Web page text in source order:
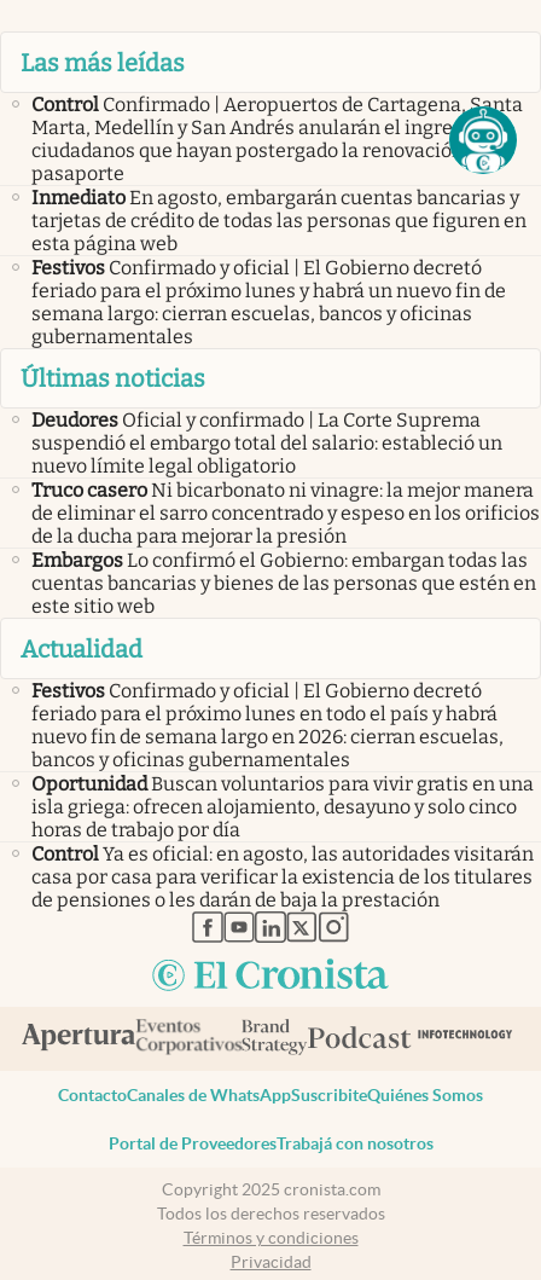
Las más leídas
Control Confirmado | Aeropuertos de Cartagena, Santa
Marta, Medellín y San Andrés anularán el ingreso de
ciudadanos que hayan postergado la renovación del
pasaporte
InmediatoEn agosto, embargarán cuentas bancarias y
tarjetas de crédito de todas las personas que figuren en
esta página web
Festivos Confirmado y oficial | El Gobierno decretó
feriado para el próximo lunes y habrá un nuevo fin de
semana largo: cierran escuelas, bancos y oficinas
gubernamentales
Últimas noticias
Deudores Oficial y confirmado | La Corte Suprema
suspendió el embargo total del salario: estableció un
nuevo límite legal obligatorio
Truco caseroNi bicarbonato ni vinagre: la mejor manera
de eliminar el sarro concentrado y espeso en los orificios
de la ducha para mejorar la presión
EmbargosLo confirmó el Gobierno: embargan todas las
cuentas bancarias y bienes de las personas que estén en
este sitio web
Actualidad
Festivos Confirmado y oficial | El Gobierno decretó
feriado para el próximo lunes en todo el país y habrá
nuevo fin de semana largo en 2026: cierran escuelas,
bancos y oficinas gubernamentales
OportunidadBuscan voluntarios para vivir gratis en una
isla griega: ofrecen alojamiento, desayuno y solo cinco
horas de trabajo por día
ControlYa es oficial: en agosto, las autoridades visitarán
casa por casa para verificar la existencia de los titulares
de pensiones o les darán de baja la prestación
abre en nueva pestaña
abre en nueva pestaña
abre en nueva pestaña
abre en nueva pestaña
abre en nueva pestaña
ContactoCanales de WhatsAppSuscribiteQuiénes Somos
Portal de ProveedoresTrabajá con nosotros
Copyright 2025 cronista.com
Todos los derechos reservados
Términos y condiciones
Privacidad